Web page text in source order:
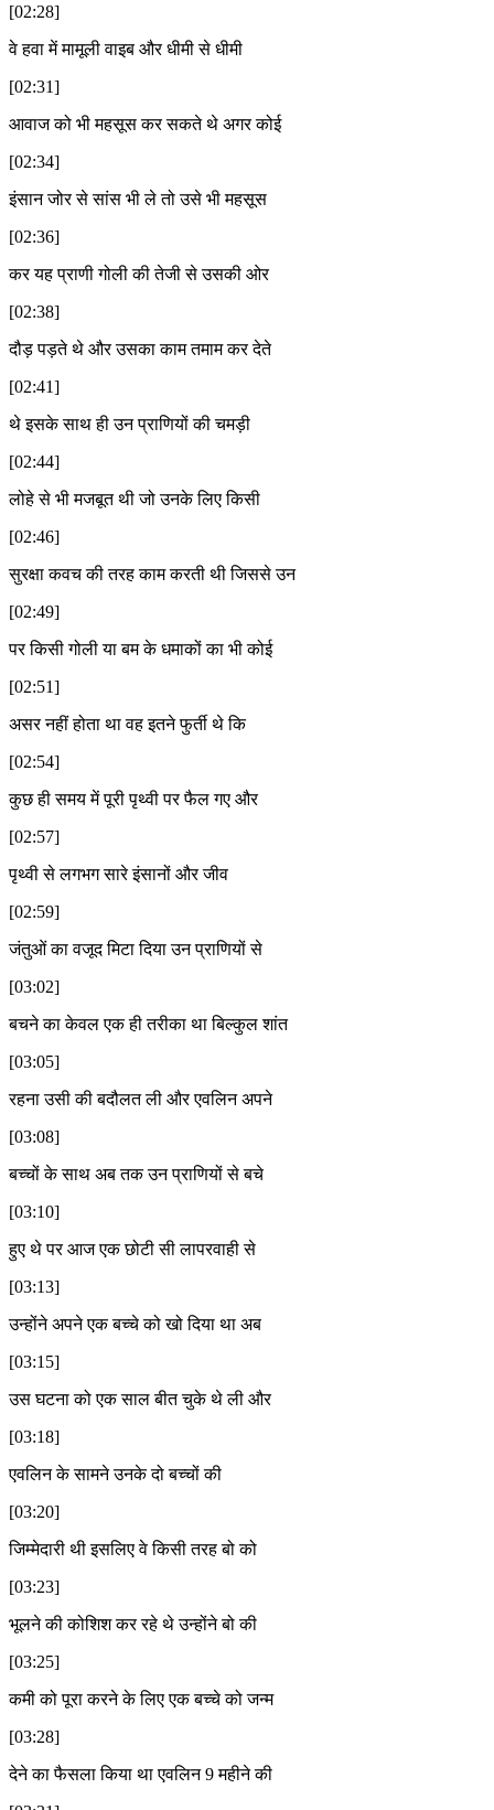
[02:28]
वे हवा में मामूली वाइब और धीमी से धीमी
[02:31]
आवाज को भी महसूस कर सकते थे अगर कोई
[02:34]
इंसान जोर से सांस भी ले तो उसे भी महसूस
[02:36]
कर यह प्राणी गोली की तेजी से उसकी ओर
[02:38]
दौड़ पड़ते थे और उसका काम तमाम कर देते
[02:41]
थे इसके साथ ही उन प्राणियों की चमड़ी
[02:44]
लोहे से भी मजबूत थी जो उनके लिए किसी
[02:46]
सुरक्षा कवच की तरह काम करती थी जिससे उन
[02:49]
पर किसी गोली या बम के धमाकों का भी कोई
[02:51]
असर नहीं होता था वह इतने फुर्ती थे कि
[02:54]
कुछ ही समय में पूरी पृथ्वी पर फैल गए और
[02:57]
पृथ्वी से लगभग सारे इंसानों और जीव
[02:59]
जंतुओं का वजूद मिटा दिया उन प्राणियों से
[03:02]
बचने का केवल एक ही तरीका था बिल्कुल शांत
[03:05]
रहना उसी की बदौलत ली और एवलिन अपने
[03:08]
बच्चों के साथ अब तक उन प्राणियों से बचे
[03:10]
हुए थे पर आज एक छोटी सी लापरवाही से
[03:13]
उन्होंने अपने एक बच्चे को खो दिया था अब
[03:15]
उस घटना को एक साल बीत चुके थे ली और
[03:18]
एवलिन के सामने उनके दो बच्चों की
[03:20]
जिम्मेदारी थी इसलिए वे किसी तरह बो को
[03:23]
भूलने की कोशिश कर रहे थे उन्होंने बो की
[03:25]
कमी को पूरा करने के लिए एक बच्चे को जन्म
[03:28]
देने का फैसला किया था एवलिन 9 महीने की